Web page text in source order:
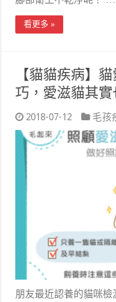
看更多 »
【貓貓疾病】
巧，愛滋貓其實
2018-07-12 毛孩
朋友最近認養的貓咪